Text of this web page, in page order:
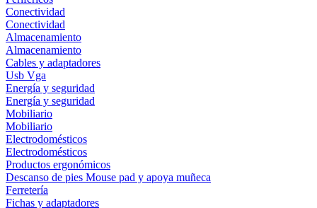
Conectividad
Conectividad
Almacenamiento
Almacenamiento
Cables y adaptadores
Usb Vga
Energía y seguridad
Energía y seguridad
Mobiliario
Mobiliario
Electrodomésticos
Electrodomésticos
Productos ergonómicos
Descanso de pies Mouse pad y apoya muñeca
Ferretería
Fichas y adaptadores